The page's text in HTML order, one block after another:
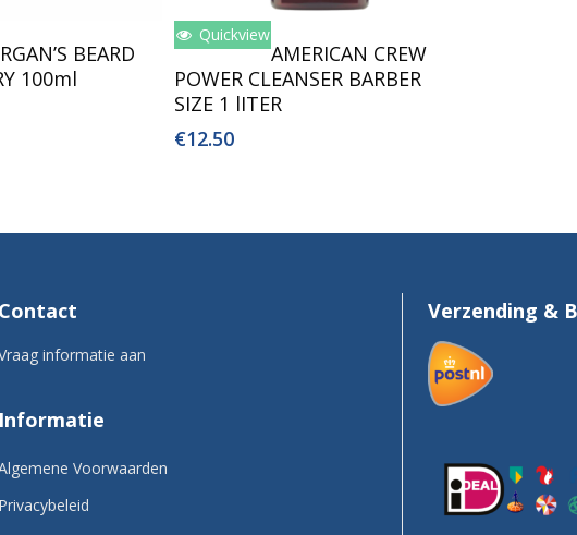
Winkelwagen
BEARD
100ml
Toevoegen Aan Winkelwagen
Quickview
AMERICAN CREW
POWER CLEANSER BARBER
SIZE 1 lITER
€12.50
Contact
informatie aan
Informatie
Voorwaarden
Privacybeleid
Verzending &